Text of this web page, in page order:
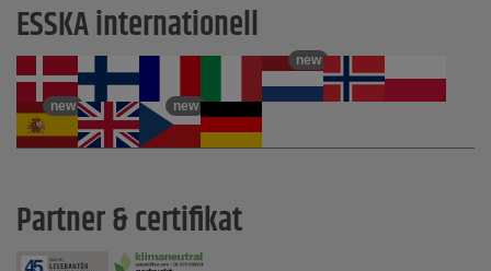
ESSKA internationell
new
new new
Partner & certifikat